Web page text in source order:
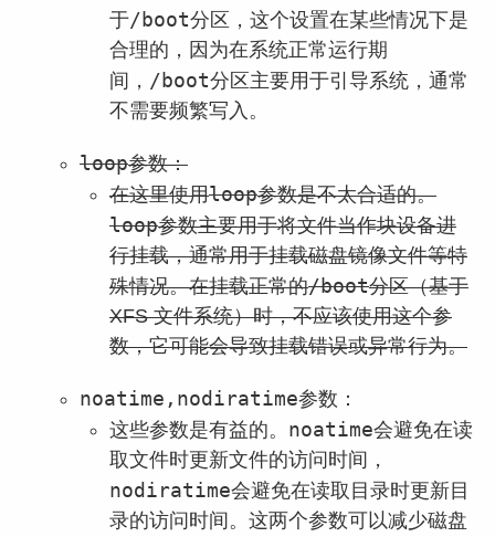
于/boot分区，这个设置在某些情况下是
合理的，因为在系统正常运行期
间， /boot分区主要用于引导系统，通常
不需要频繁写入。
loop参数：
在这里使用loop参数是不太合适的。
loop参数主要用于将文件当作块设备进
行挂载，通常用于挂载磁盘镜像文件等特
殊情况。在挂载正常的/boot分区（基于
XFS 文件系统）时，不应该使用这个参
数，它可能会导致挂载错误或异常行为。
noatime,nodiratime参数：
这些参数是有益的。 noatime会避免在读
取文件时更新文件的访问时间，
nodiratime会避免在读取目录时更新目
录的访问时间。这两个参数可以减少磁盘